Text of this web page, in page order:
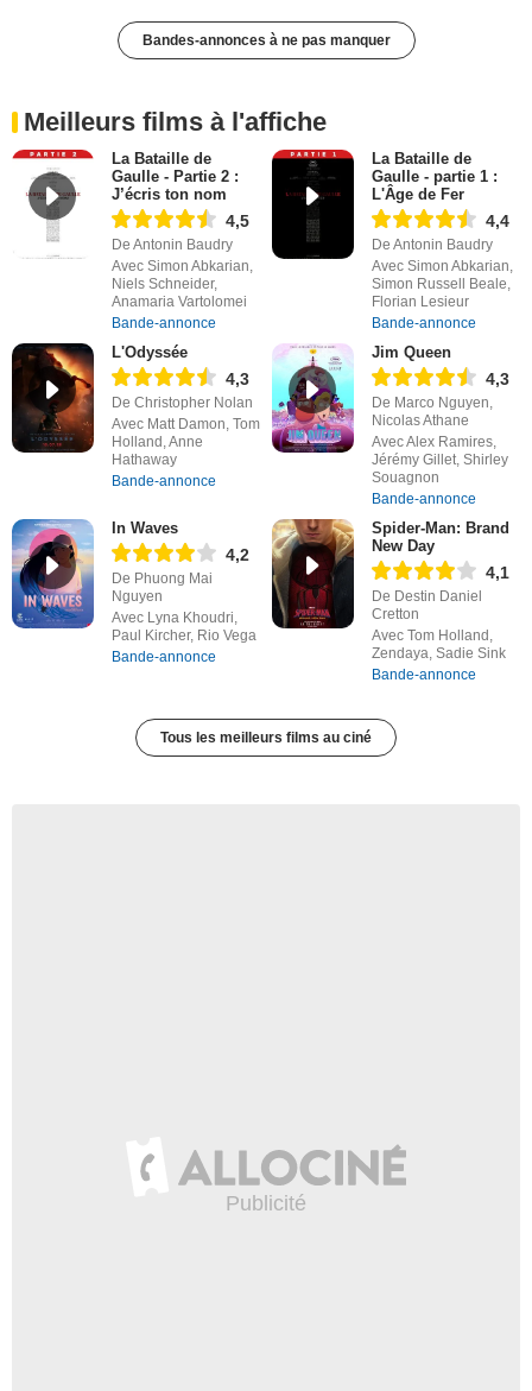
Bandes-annonces à ne pas manquer
Meilleurs films à l'affiche
La Bataille de
Gaulle - Partie 2 :
J’écris ton nom
4,5
De Antonin Baudry
Avec Simon Abkarian,
Niels Schneider,
Anamaria Vartolomei
Bande-annonce
La Bataille de
Gaulle - partie 1 :
L'Âge de Fer
4,4
De Antonin Baudry
Avec Simon Abkarian,
Simon Russell Beale,
Florian Lesieur
Bande-annonce
L'Odyssée
4,3
De Christopher Nolan
Avec Matt Damon, Tom
Holland, Anne
Hathaway
Bande-annonce
Jim Queen
4,3
De Marco Nguyen,
Nicolas Athane
Avec Alex Ramires,
Jérémy Gillet, Shirley
Souagnon
Bande-annonce
In Waves
4,2
De Phuong Mai
Nguyen
Avec Lyna Khoudri,
Paul Kircher, Rio Vega
Bande-annonce
Spider-Man: Brand
New Day
4,1
De Destin Daniel
Cretton
Avec Tom Holland,
Zendaya, Sadie Sink
Bande-annonce
Tous les meilleurs films au ciné